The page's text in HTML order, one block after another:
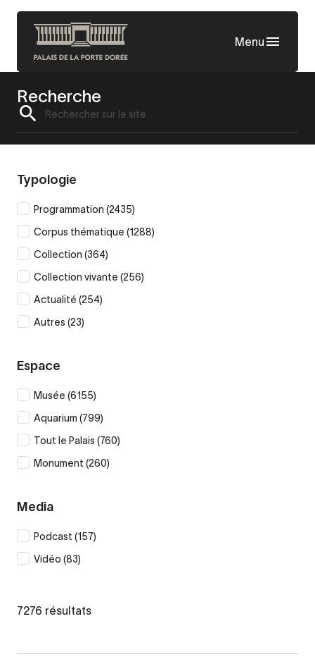
Aller
contenu
principal
Menu
Recherche
Typologie
Supprimer
le
Programmation (2435)
Supprimer
le
Corpus thématique (1288)
Supprimer
le
Collection (364)
Supprimer
le
Collection vivante (256)
Supprimer
le
Actualité (254)
Supprimer
Autres (23)
Espace
Supprimer
le
Musée (6155)
Supprimer
le
Aquarium (799)
Supprimer
le
Tout le Palais (760)
Supprimer
Monument (260)
Media
Supprimer
le
Podcast (157)
Supprimer
Vidéo (83)
7276 résultats